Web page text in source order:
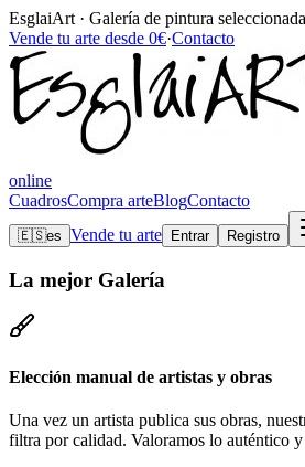
EsglaiArt · Galería de pintura
Vende tu arte desde 0€·Contacto
online
CuadrosCompra arteBlogContacto
🇪🇸es Vende tu arte Entrar Registro
La mejor Galería
Elección manual de artistas y obras
Una vez un artista publica sus obras,
filtra por calidad. Valoramos lo auténtico